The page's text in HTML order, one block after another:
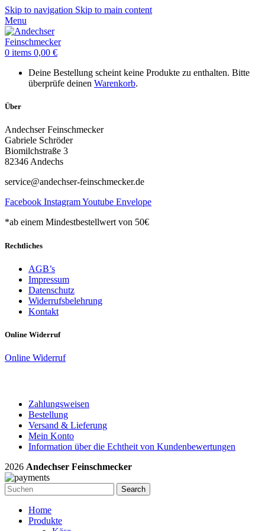
Skip to navigation Skip to main content
Menu
0 items 0,00 €
Deine Bestellung scheint keine Produkte zu enthalten. Bitte
überprüfe deinen Warenkorb.
Über
Andechser Feinschmecker
Gabriele Schröder
Biomilchstraße 3
82346 Andechs
service@andechser-feinschmecker.de
Facebook InstagramYoutube Envelope
*ab einem Mindestbestellwert von 50€
Rechtliches
AGB’s
Impressum
Datenschutz
Widerrufsbelehrung
Kontakt
Online Widerruf
Online Widerruf
Zahlungsweisen
Bestellung
Versand & Lieferung
Mein Konto
Information über die Echtheit von Kundenbewertungen
2026 Andechser Feinschmecker
Search
Home
Produkte